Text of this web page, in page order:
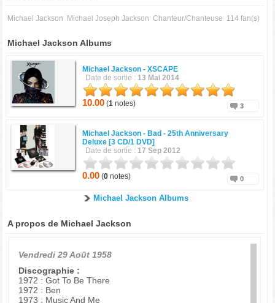
Michael Jackson Michael Joseph Jackson Chanteur/Chanteuse 114 fan(s)
Michael Jackson Albums
Michael Jackson -XSCAPE
Date de sortie : 13 Mai 2014
10.00 (1 notes) 3
Michael Jackson - Bad - 25th Anniversary
Deluxe [3 CD/1 DVD]
Date de sortie : 17 Sep 2012
0.00 (0 notes) 0
Michael Jackson Albums
A propos de Michael Jackson
Vendredi 29 Août 1958
Discographie :
1972 : Got To Be There
1972 : Ben
1973 : Music And Me